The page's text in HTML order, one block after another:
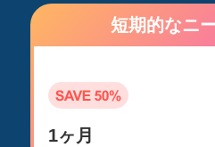
短期的なニ
1ヶ月